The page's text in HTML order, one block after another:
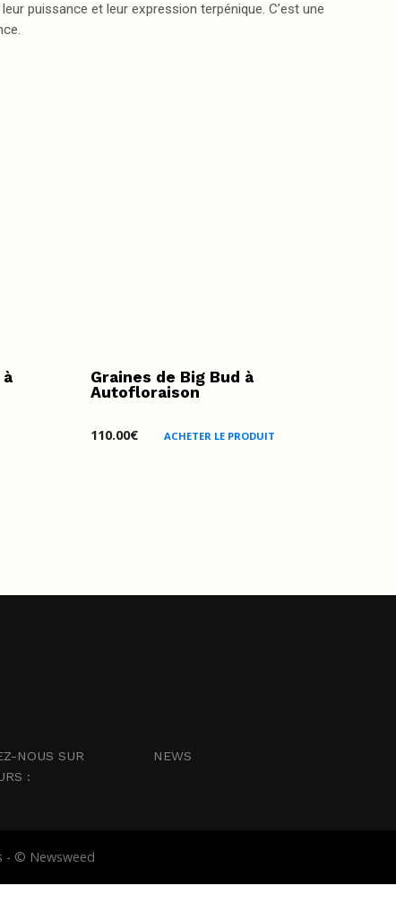
puissance et leur expression terpénique. C’est une
à
Graines de Big Bud à
Autofloraison
110.00€ ACHETER LE PRODUIT
NOUS SUR
NEWS
:
- © Newsweed